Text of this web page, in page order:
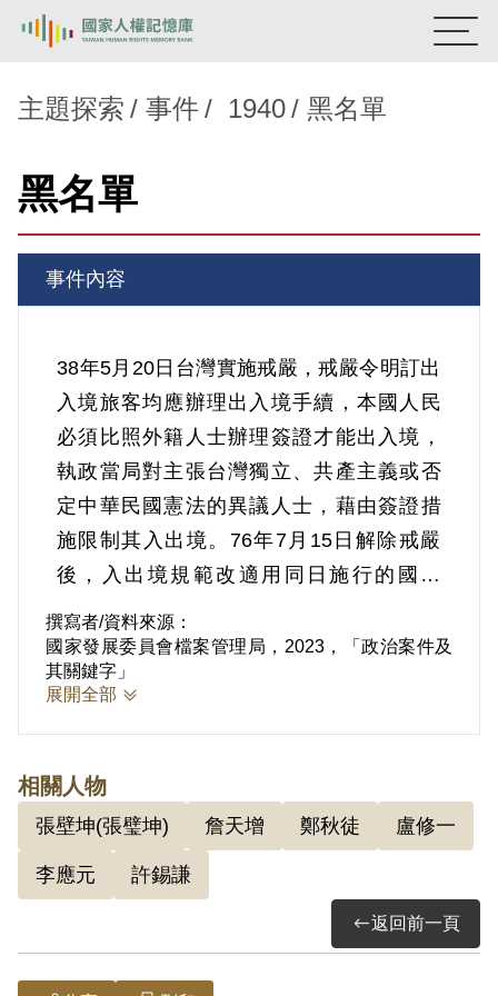
新生訓導處
主題探索
背景知識
意見信箱
主題探索 事件 1940 黑名單
黑名單
事件內容
38年5月20日台灣實施戒嚴，戒嚴令明訂出
入境旅客均應辦理出入境手續，本國人民
必須比照外籍人士辦理簽證才能出入境，
執政當局對主張台灣獨立、共產主義或否
定中華民國憲法的異議人士，藉由簽證措
施限制其入出境。76年7月15日解除戒嚴
後，入出境規範改適用同日施行的國安
法，仍採申請許可制，81年7月7日立院修
正國安法第三條，將曾設籍台灣，後居住
海外，而無事實足認為有恐怖或暴力之重
5月20日國民入出境不再需要申請許可，人
民遷徙自由才獲得真正的保障。
撰寫者/資料來源：
國家發展委員會檔案管理局，2023，「政治案件及
其關鍵字」
展開全部
相關人物
張壁坤(張璧坤) 詹天增 鄭秋徒 盧修一
李應元 許錫謙
返回前一頁